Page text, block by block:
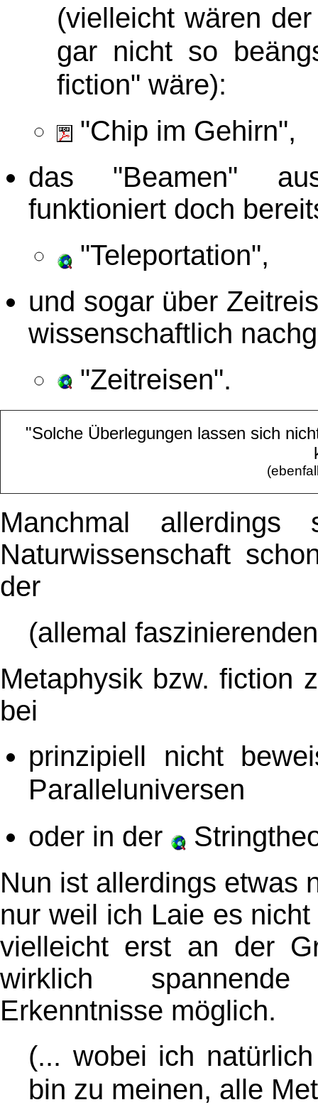
(vielleicht wären
gar nicht so
fiction" wäre):
"Chip im Gehirn",
das "Beamen"
funktioniert doch
"Teleportation",
und sogar über
wissenschaftlich
"Zeitreisen".
"Solche Überlegungen lassen sich
Manchmal
Naturwissenschaft
der
(allemal
Metaphysik bzw. fiction
bei
prinzipiell nicht
Paralleluniversen
oder in der
Nun ist allerdings etwas
nur weil ich Laie es
vielleicht erst an der
wirklich
Erkenntnisse möglich.
(... wobei ich
bin zu meinen, alle